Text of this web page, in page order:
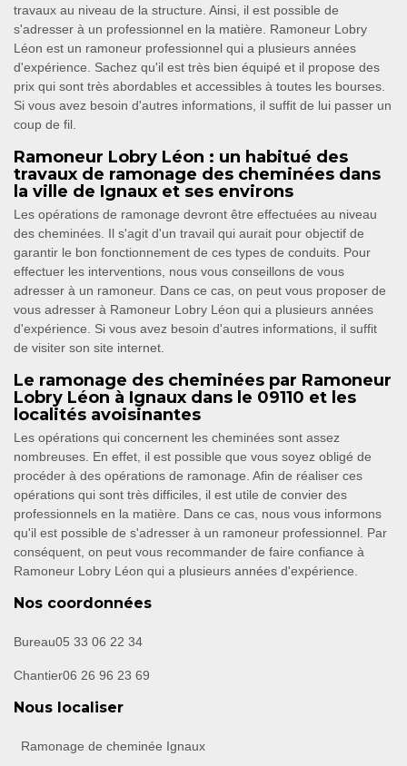
travaux au niveau de la structure. Ainsi, il est possible de
s'adresser à un professionnel en la matière. Ramoneur Lobry
Léon est un ramoneur professionnel qui a plusieurs années
d'expérience. Sachez qu'il est très bien équipé et il propose des
prix qui sont très abordables et accessibles à toutes les bourses.
Si vous avez besoin d'autres informations, il suffit de lui passer un
coup de fil.
Ramoneur Lobry Léon : un habitué des
travaux de ramonage des cheminées dans
la ville de Ignaux et ses environs
Les opérations de ramonage devront être effectuées au niveau
des cheminées. Il s'agit d'un travail qui aurait pour objectif de
garantir le bon fonctionnement de ces types de conduits. Pour
effectuer les interventions, nous vous conseillons de vous
adresser à un ramoneur. Dans ce cas, on peut vous proposer de
vous adresser à Ramoneur Lobry Léon qui a plusieurs années
d'expérience. Si vous avez besoin d'autres informations, il suffit
de visiter son site internet.
Le ramonage des cheminées par Ramoneur
Lobry Léon à Ignaux dans le 09110 et les
localités avoisinantes
Les opérations qui concernent les cheminées sont assez
nombreuses. En effet, il est possible que vous soyez obligé de
procéder à des opérations de ramonage. Afin de réaliser ces
opérations qui sont très difficiles, il est utile de convier des
professionnels en la matière. Dans ce cas, nous vous informons
qu'il est possible de s'adresser à un ramoneur professionnel. Par
conséquent, on peut vous recommander de faire confiance à
Ramoneur Lobry Léon qui a plusieurs années d'expérience.
Nos coordonnées
Bureau05 33 06 22 34
Chantier06 26 96 23 69
Nous localiser
Ramonage de cheminée Ignaux